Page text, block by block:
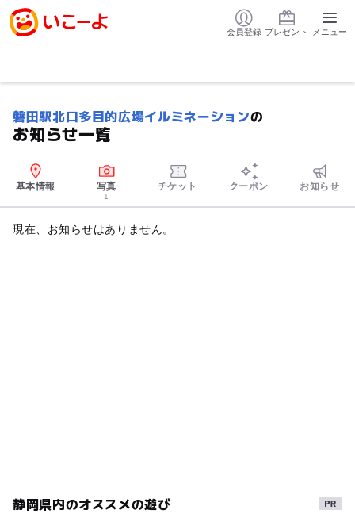
会員登録 プレゼント メニュー
磐田駅北口多目的広場イルミネーションの
お知らせ一覧
基本情報 写真
1
チケット クーポン お知らせ
現在、お知らせはありません。
静岡県内のオススメの遊び